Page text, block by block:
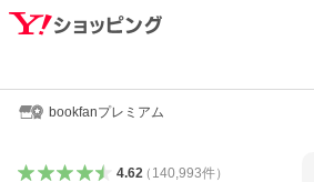
bookfanプレミアム
4.62（ 140,993件）